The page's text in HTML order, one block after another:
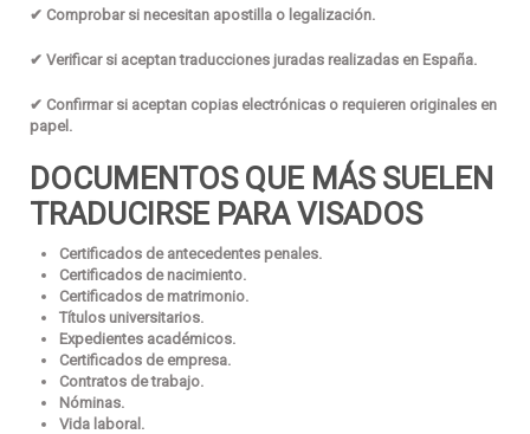
✔ Comprobar si necesitan apostilla o legalización.
✔ Verificar si aceptan traducciones juradas realizadas en España.
✔ Confirmar si aceptan copias electrónicas o requieren originales en
papel.
DOCUMENTOS QUE MÁS SUELEN
TRADUCIRSE PARA VISADOS
Certificados de antecedentes penales.
Certificados de nacimiento.
Certificados de matrimonio.
Títulos universitarios.
Expedientes académicos.
Certificados de empresa.
Contratos de trabajo.
Nóminas.
Vida laboral.